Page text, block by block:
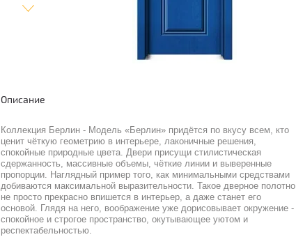
Описание
Коллекция Берлин - Модель «Берлин» придётся по вкусу всем, кто
ценит чёткую геометрию в интерьере, лаконичные решения,
спокойные природные цвета. Двери присущи стилистическая
сдержанность, массивные объемы, чёткие линии и выверенные
пропорции. Наглядный пример того, как минимальными средствами
добиваются максимальной выразительности. Такое дверное полотно
не просто прекрасно впишется в интерьер, а даже станет его
основой. Глядя на него, воображение уже дорисовывает окружение -
спокойное и строгое пространство, окутывающее уютом и
респектабельностью.